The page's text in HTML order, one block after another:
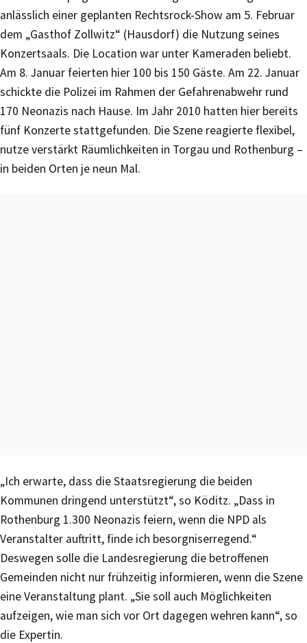
anlässlich einer geplanten Rechtsrock-Show am 5. Februar
dem „Gasthof Zollwitz“ (Hausdorf) die Nutzung seines
Konzertsaals. Die Location war unter Kameraden beliebt.
Am 8. Januar feierten hier 100 bis 150 Gäste. Am 22. Januar
schickte die Polizei im Rahmen der Gefahrenabwehr rund
170 Neonazis nach Hause. Im Jahr 2010 hatten hier bereits
fünf Konzerte stattgefunden. Die Szene reagierte flexibel,
nutze verstärkt Räumlichkeiten in Torgau und Rothenburg –
in beiden Orten je neun Mal.
„Ich erwarte, dass die Staatsregierung die beiden
Kommunen dringend unterstützt“, so Köditz. „Dass in
Rothenburg 1.300 Neonazis feiern, wenn die NPD als
Veranstalter auftritt, finde ich besorgniserregend.“
Deswegen solle die Landesregierung die betroffenen
Gemeinden nicht nur frühzeitig informieren, wenn die Szene
eine Veranstaltung plant. „Sie soll auch Möglichkeiten
aufzeigen, wie man sich vor Ort dagegen wehren kann“, so
die Expertin.